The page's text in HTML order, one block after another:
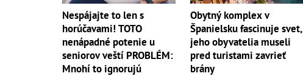
Nespájajte to len s
horúčavami! TOTO
nenápadné potenie u
seniorov veští PROBLÉM:
Mnohí to ignorujú
Obytný komplex v
Španielsku fascinuje svet,
jeho obyvatelia museli
pred turistami zavrieť
brány